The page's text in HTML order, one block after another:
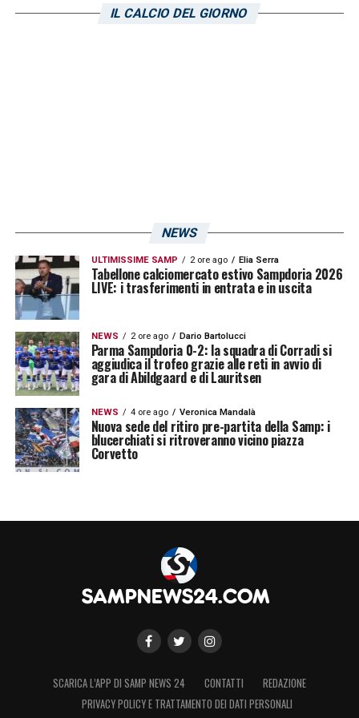
IL CALCIO DEL GIORNO
NEWS
ULTIMISSIME SAMP 2 ore ago Elia Serra
Tabellone calciomercato estivo Sampdoria 2026
LIVE: i trasferimenti in entrata e in uscita
NEWS 2 ore ago Dario Bartolucci
Parma Sampdoria 0-2: la squadra di Corradi si
aggiudica il trofeo grazie alle reti in avvio di
gara di Abildgaard e di Lauritsen
NEWS 4 ore ago Veronica Mandalà
Nuova sede del ritiro pre-partita della Samp: i
blucerchiati si ritroveranno vicino piazza
Corvetto
SCARICA L’APP DI SAMP NEWS 24 CONTATTI
REDAZIONE
PRIVACY POLICY E TRATTAMENTO DEI DATI PERSONALI